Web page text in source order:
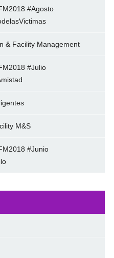
#Agosto
& Facility Management
#Julio
M&S
#Junio